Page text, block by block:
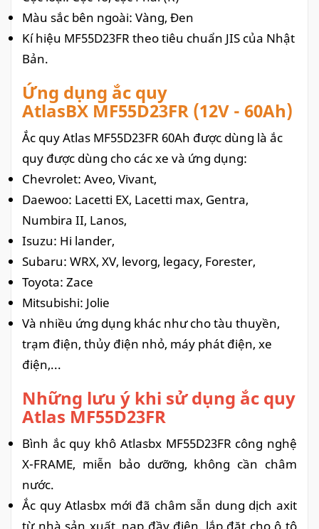
Màu sắc bên ngoài: Vàng, Đen
Kí hiệu MF55D23FR theo tiêu chuẩn JIS của Nhật
Bản.
Ứng dụng ắc quy
AtlasBX MF55D23FR (12V - 60Ah)
Ắc quy Atlas MF55D23FR 60Ah được dùng là ắc
quy được dùng cho các xe và ứng dụng:
Chevrolet: Aveo, Vivant,
Daewoo: Lacetti EX, Lacetti max, Gentra,
Numbira II, Lanos,
Isuzu: Hi lander,
Subaru: WRX, XV, levorg, legacy, Forester,
Toyota: Zace
Mitsubishi: Jolie
Và nhiều ứng dụng khác như cho tàu thuyền,
trạm điện, thủy điện nhỏ, máy phát điện, xe
điện,...
Những lưu ý khi sử dụng ắc quy
Atlas MF55D23FR
Bình ắc quy khô Atlasbx MF55D23FR công nghệ
X-FRAME, miễn bảo dưỡng, không cần châm
nước.
Ắc quy Atlasbx mới đã châm sẵn dung dịch axit